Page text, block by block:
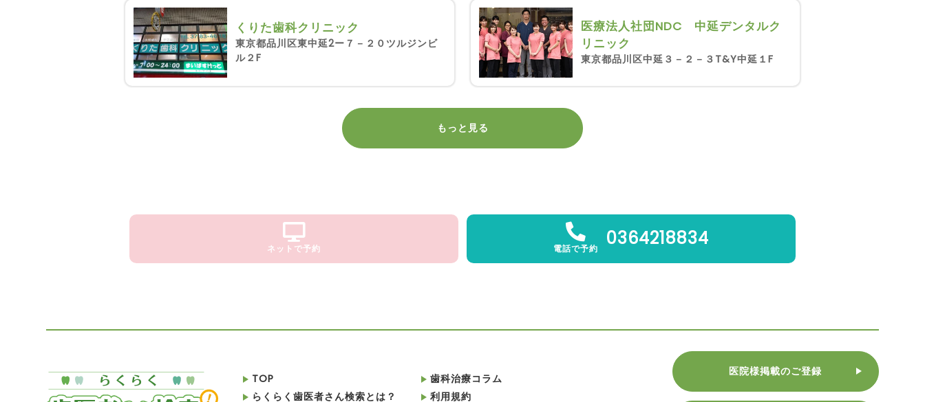
くりた歯科クリニック
東京都品川区東中延2ー７－２０ツルジンビ
ル２F
医療法人社団NDC 中延デンタルク
リニック
東京都品川区中延３－２－３T&Y中延１F
もっと見る
ネットで予約 電話で予約 0364218834
TOP
らくらく歯医者さん検索とは？
歯科治療コラム
利用規約
医院様掲載のご登録